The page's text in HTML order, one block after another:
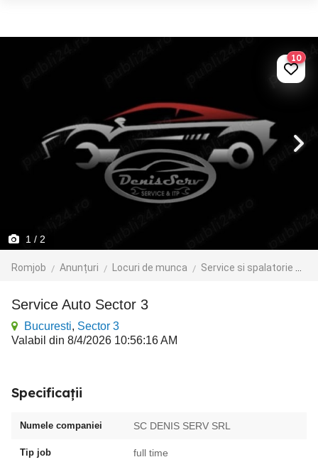
1 / 2
Romjob Anunțuri Locuri de munca Service si spalatorie auto
10
Service Auto Sector 3
Bucuresti, Sector 3
Valabil din 8/4/2026 10:56:16 AM
Specificații
Numele companiei SC DENIS SERV SRL
Tip job full time